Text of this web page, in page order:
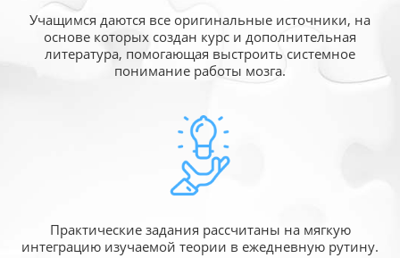
Учащимся даются все оригинальные источники, на
основе которых создан курс и дополнительная
литература, помогающая выстроить системное
понимание работы мозга.
Практические задания рассчитаны на мягкую
интеграцию изучаемой теории в ежедневную рутину.